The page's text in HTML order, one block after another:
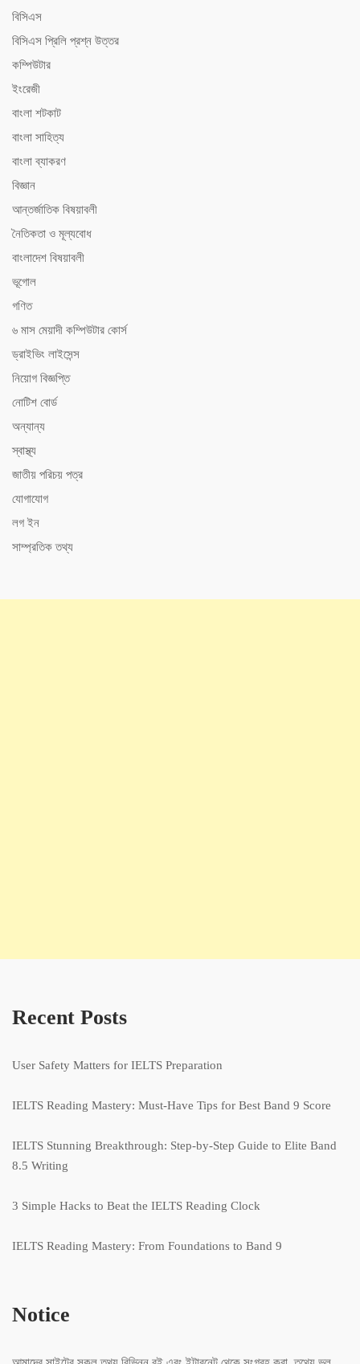
বিসিএস
বিসিএস ‍প্রিলি প্রশ্ন উত্তর
কম্পিউটার
ইংরেজী
বাংলা শটকাট
বাংলা সাহিত্য
বাংলা ব্যাকরণ
বিজ্ঞান
আন্তর্জাতিক বিষয়াবলী
নৈতিকতা ও মূল্যবোধ
বাংলাদেশ বিষয়াবলী
ভূগোল
গণিত
৬ মাস মেয়াদী কম্পিউটার কোর্স
ড্রাইভিং লাইসেন্স
নিয়োগ বিজ্ঞপ্তি
নোটিশ বোর্ড
অন্যান্য
স্বাস্থ্য
জাতীয় পরিচয় পত্র
যোগাযোগ
লগ ইন
সাম্প্রতিক তথ্য
Recent Posts
User Safety Matters for IELTS Preparation
IELTS Reading Mastery: Must-Have Tips for Best Band 9 Score
IELTS Stunning Breakthrough: Step-by-Step Guide to Elite Band
8.5 Writing
3 Simple Hacks to Beat the IELTS Reading Clock
IELTS Reading Mastery: From Foundations to Band 9
Notice